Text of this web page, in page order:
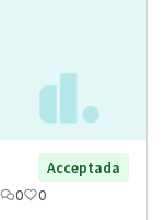
Acceptada
0 0